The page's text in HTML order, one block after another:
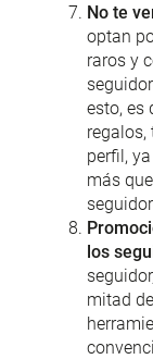
No te
optan
raros y
esto, es
regalos,
perfil,
más
los
mitad